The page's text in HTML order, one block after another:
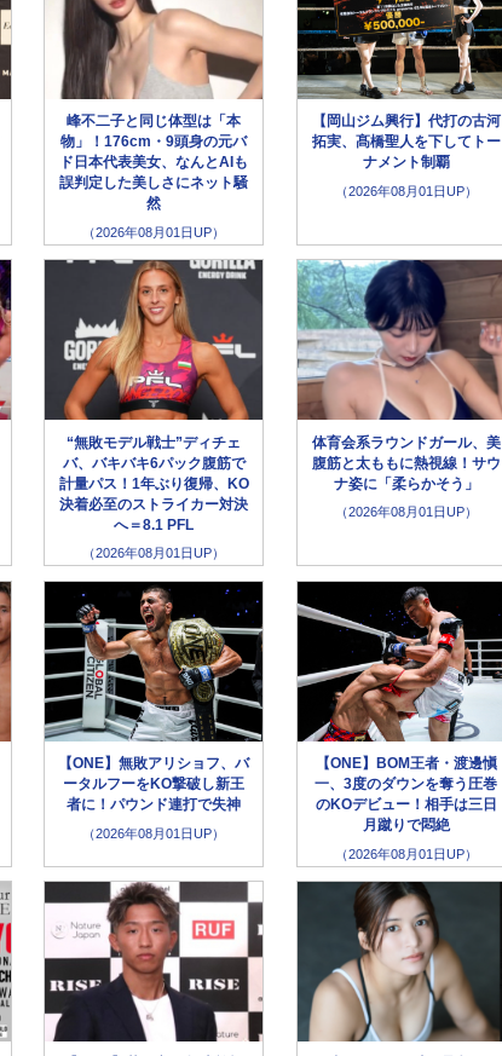
峰不二子と同じ体型は「本
物」！176cm・9頭身の元バ
ド日本代表美女、なんとAIも
誤判定した美しさにネット騒
然
（2026年08月01日UP）
【岡山ジム興行】代打の古河
拓実、髙橋聖人を下してトー
ナメント制覇
（2026年08月01日UP）
“無敗モデル戦士”ディチェ
バ、バキバキ6パック腹筋で
計量パス！1年ぶり復帰、KO
決着必至のストライカー対決
へ＝8.1 PFL
（2026年08月01日UP）
体育会系ラウンドガール、美
腹筋と太ももに熱視線！サウ
ナ姿に「柔らかそう」
（2026年08月01日UP）
【ONE】無敗アリショフ、バ
ータルフーをKO撃破し新王
者に！パウンド連打で失神
（2026年08月01日UP）
【ONE】BOM王者・渡邊愼
一、3度のダウンを奪う圧巻
のKOデビュー！相手は三日
月蹴りで悶絶
（2026年08月01日UP）